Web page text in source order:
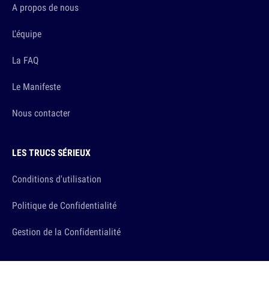
A propos de nous
L'équipe
La FAQ
Le Manifeste
Nous contacter
LES TRUCS SÉRIEUX
Conditions d'utilisation
Politique de Confidentialité
Gestion de la Confidentialité